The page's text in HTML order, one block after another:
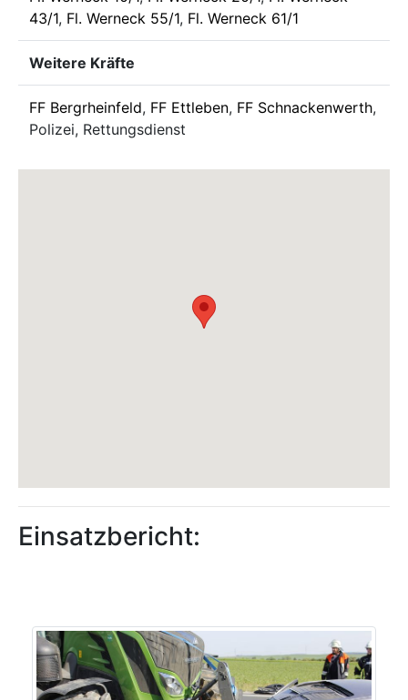
43/1, Fl. Werneck 55/1, Fl. Werneck 61/1
Weitere Kräfte
FF Bergrheinfeld, FF Ettleben, FF Schnackenwerth,
Polizei, Rettungsdienst
Einsatzbericht: